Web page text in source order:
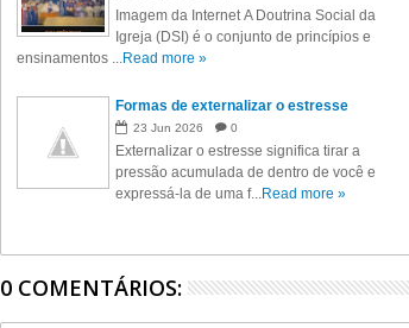
Imagem da Internet A Doutrina Social da
Igreja (DSI) é o conjunto de princípios e
ensinamentos ...Read more »
Formas de externalizar o estresse
23 Jun 2026 0
Externalizar o estresse significa tirar a
pressão acumulada de dentro de você e
expressá-la de uma f...Read more »
0 COMENTÁRIOS: